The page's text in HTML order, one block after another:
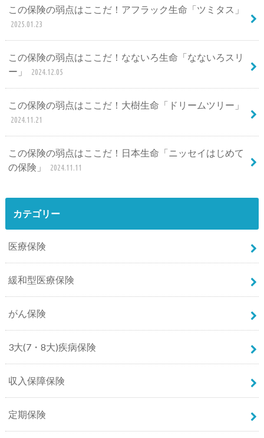
この保険の弱点はここだ！アフラック生命「ツミタス」
2025.01.23
この保険の弱点はここだ！なないろ生命「なないろスリ
ー」
2024.12.05
この保険の弱点はここだ！大樹生命「ドリームツリー」
2024.11.21
この保険の弱点はここだ！日本生命「ニッセイはじめて
の保険」
2024.11.11
カテゴリー
医療保険
緩和型医療保険
がん保険
3大(7・8大)疾病保険
収入保障保険
定期保険